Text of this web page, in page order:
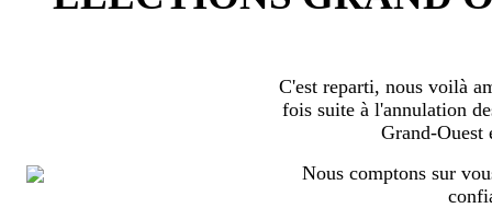
C'est reparti, nous voilà
fois suite à l'annulation
Grand-Ouest
Nous comptons sur